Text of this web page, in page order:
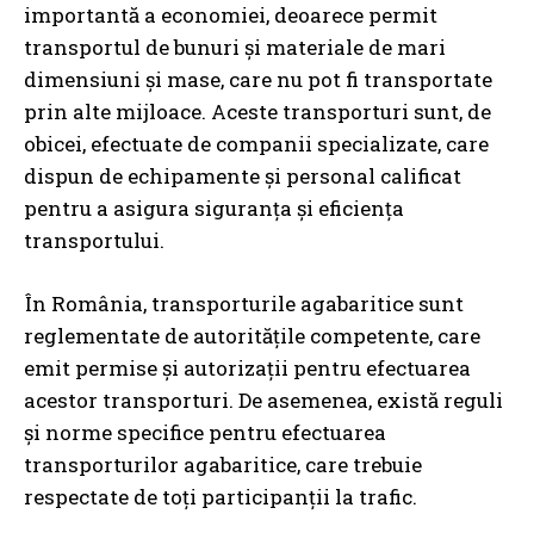
importantă a economiei, deoarece permit
transportul de bunuri și materiale de mari
dimensiuni și mase, care nu pot fi transportate
prin alte mijloace. Aceste transporturi sunt, de
obicei, efectuate de companii specializate, care
dispun de echipamente și personal calificat
pentru a asigura siguranța și eficiența
transportului.
În România, transporturile agabaritice sunt
reglementate de autoritățile competente, care
emit permise și autorizații pentru efectuarea
acestor transporturi. De asemenea, există reguli
și norme specifice pentru efectuarea
transporturilor agabaritice, care trebuie
respectate de toți participanții la trafic.